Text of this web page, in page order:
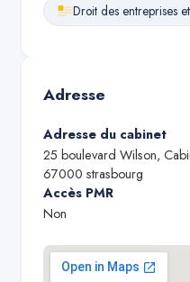
Droit des entreprises
Adresse
Adresse du cabinet
25 boulevard Wilson,
67000 strasbourg
Accès PMR
Non